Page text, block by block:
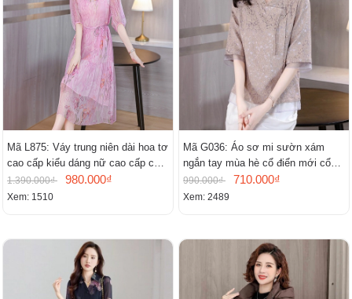
Mã L875: Váy trung niên dài hoa tơ
cao cấp kiểu dáng nữ cao cấp cao
cấp thần
1.390.000₫ 980.000₫
Xem: 1510
Mã G036: Áo sơ mi sườn xám
ngắn tay mùa hè cổ điển mới cổ
đứng
990.000₫ 710.000₫
Xem: 2489